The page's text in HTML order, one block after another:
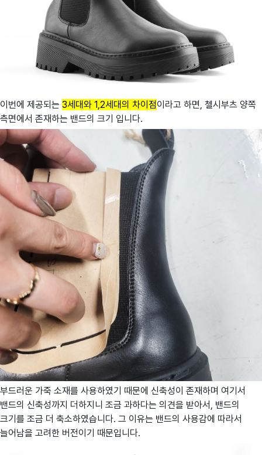
이번에 제공되는 3세대와 1,2세대의 차이점이라고 하면, 첼시부츠 양쪽
측면에서 존재하는 밴드의 크기 입니다.
부드러운 가죽 소재를 사용하였기 때문에 신축성이 존재하며 여기서
밴드의 신축성까지 더하지니 조금 과하다는 의견을 받아서, 밴드의
크기를 조금 더 축소하였습니다. 그 이유는 밴드의 사용감에 따라서
늘어남을 고려한 버전이기 때문입니다.